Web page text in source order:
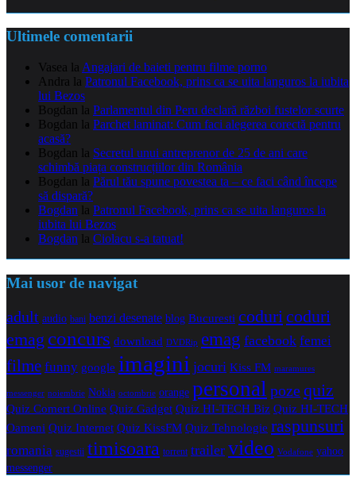
Ultimele comentarii
Vasea la Angajari de baieti pentru filme porno
Andra la Patronul Facebook, prins ca se uita languros la iubita
lui Bezos
Bogdan la Parlamentul din Peru declară război fustelor scurte
Bogdan la Parchet laminat: Cum faci alegerea corectă pentru
acasă?
Bogdan la Secretul unui antreprenor de 25 de ani care
schimbă piața construcțiilor din România
Bogdan la Părul tău spune povestea ta – ce faci când începe
să dispară?
Bogdan la Patronul Facebook, prins ca se uita languros la
iubita lui Bezos
Bogdan la Ciolacu s-a tatuat!
Mai usor de navigat
adult audio bani benzi desenate blog Bucuresti coduricoduri
emag concurs download DVDRip emag facebook femei
filme funny google imagini jocuri Kiss FM maramures
messenger noiembrie Nokia octombrie orange personal pozequiz
Quiz Comert Online Quiz Gadget Quiz HI-TECH Biz Quiz HI-TECH
Oameni Quiz Internet Quiz KissFM Quiz Tehnologie raspunsuri
romania sugestii timisoara torrent trailer video Vodafone yahoo
messenger